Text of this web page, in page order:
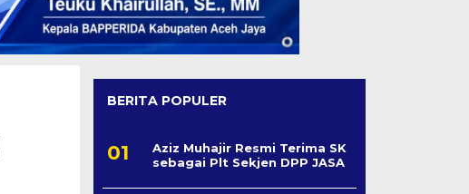
BERITA POPULER
Aziz Muhajir Resmi Terima SK
sebagai Plt Sekjen DPP JASA